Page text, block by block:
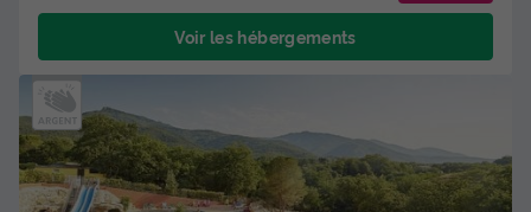
Voir les hébergements